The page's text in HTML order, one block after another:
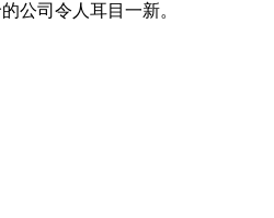
公司令人耳目一新。